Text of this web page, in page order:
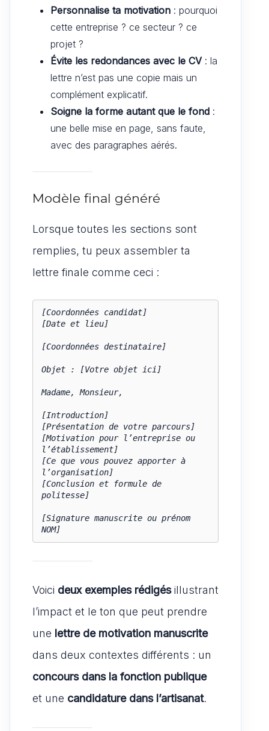
Personnalise ta motivation : pourquoi
cette entreprise ? ce secteur ? ce
projet ?
Évite les redondances avec le CV: la
lettre n’est pas une copie mais un
complément explicatif.
Soigne la forme autant que le fond :
une belle mise en page, sans faute,
avec des paragraphes aérés.
Modèle final généré
Lorsque toutes les sections sont
remplies, tu peux assembler ta
lettre finale comme ceci :
[Coordonnées candidat]
[Date et lieu]
[Coordonnées destinataire]
Objet : [Votre objet ici]
Madame, Monsieur,
[Introduction]
[Présentation de votre parcours]
[Motivation pour l’entreprise ou
l’établissement]
[Ce que vous pouvez apporter à
l’organisation]
[Conclusion et formule de
politesse]
[Signature manuscrite ou prénom
Voici deux exemples rédigésillustrant
l’impact et le ton que peut prendre
une lettre de motivation manuscrite
dans deux contextes différents : un
concours dans la fonction publique
et une candidature dans l’artisanat.